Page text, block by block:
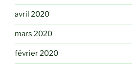
avril 2020
mars 2020
février 2020